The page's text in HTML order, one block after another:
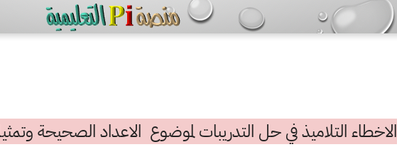
الاخطاء التلاميذ في حل التدريبات لموضوع الاعداد الصحيحة